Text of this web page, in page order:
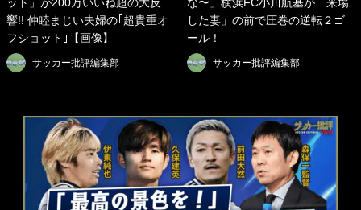
響!! 仲睦まじい夫婦の｢超貴重オ
フショット｣【画像】
サッカー批評編集部
した妻」の前で圧巻の逆転２ゴ
ール！
サッカー批評編集部